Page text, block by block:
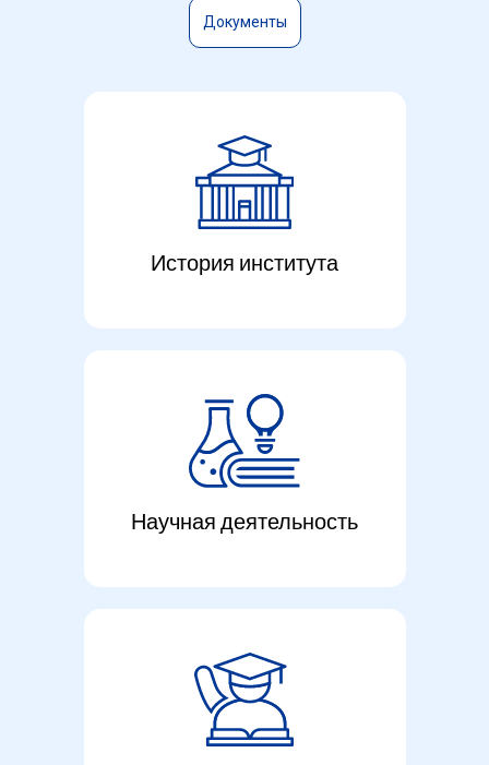
Султанов Константин Викторович
Документы
История института
Научная деятельность